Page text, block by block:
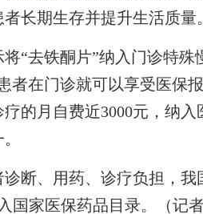
长期生存并提升生活质量
去铁酮片”纳入门诊特殊
者在门诊就可以享受医保
的月自费近3000元，纳
、用药、诊疗负担，我
国家医保药品目录。（记